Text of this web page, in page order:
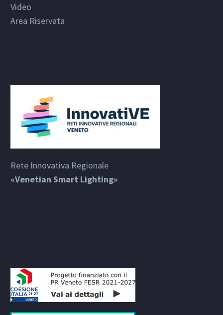
Video
Area Riservata
Rete Innovativa Regionale
«Venetian Smart Lighting»